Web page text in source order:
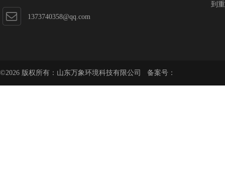
1373740358@qq.com
到
©2026 版权所有：山东万象环境科技有限公司 备案号：